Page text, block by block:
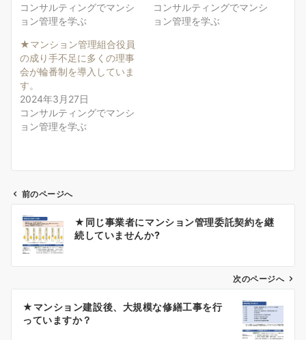
コンサルティングでマンシ
ョン管理を学ぶ
コンサルティングでマンシ
ョン管理を学ぶ
★マンション管理組合役員
の成り手不足に多くの理事
会が輪番制を導入していま
す。
2024年3月27日
コンサルティングでマンシ
ョン管理を学ぶ
前のページへ
★同じ事業者にマンション管理委託契約を継
続していませんか?
次のページへ
★マンション建設後、大規模な修繕工事を行
っていますか？